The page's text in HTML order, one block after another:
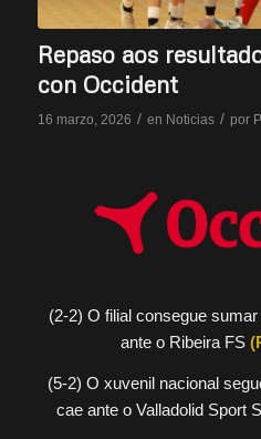
Repaso aos
con Occident
16 marzo, 2026 / en Noticias / por
(2-2) O filial consegue
ante o Ribeira FS
(5-2) O xuvenil nacional
cae ante o Valladolid Sport